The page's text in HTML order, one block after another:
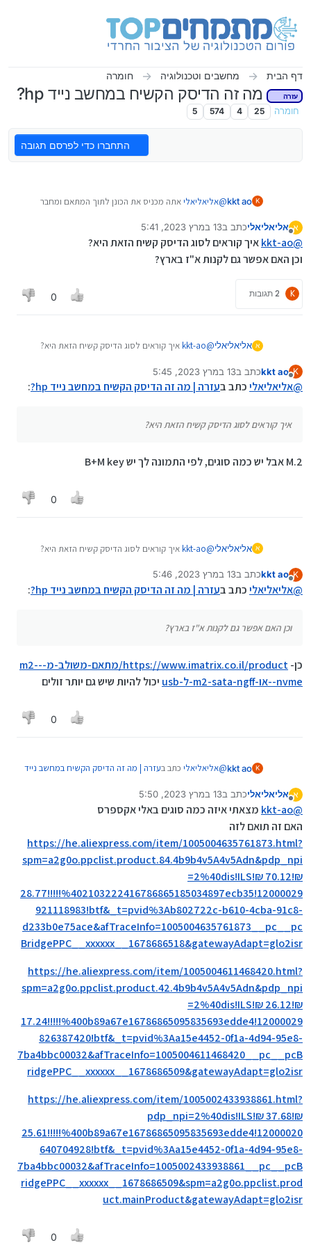
דף הבית מחשבים וטכנולוגיה חומרה
עזרה מה זה הדיסק הקשיח במחשב נייד hp?
חומרה 25
4
574
5
התחברו כדי לפרסם תגובה
K
kkt ao
@אליאליאליאתה מכניס את הכונן לתוך המתאם ומחבר
א
מנותק
אליאליאליכתב ב13 במרץ 2023, 5:41
נערך לאחרונה על ידי אליאליאלי
@
kkt-aoאיך קוראים לסוג הדיסק קשיח הזאת היא?
וכן האם אפשר גם לקנות א"ז בארץ?
K 2 תגובות 0
א אליאליאלי@
kkt-ao איך קוראים לסוג הדיסק קשיח הזאת היא?
K
מנותק
kkt aoכתב ב13 במרץ 2023, 5:45
נערך לאחרונה על ידי
@אליאליאליכתב בעזרה | מה זה הדיסק הקשיח במחשב נייד hp? :
איך קוראים לסוג הדיסק קשיח הזאת היא?
M.2 אבל יש כמה סוגים, לפי התמונה לך יש B+M key
0
א אליאליאלי@
kkt-ao איך קוראים לסוג הדיסק קשיח הזאת היא?
K
מנותק
kkt aoכתב ב13 במרץ 2023, 5:46
נערך לאחרונה על ידי
@אליאליאליכתב בעזרה | מה זה הדיסק הקשיח במחשב נייד hp? :
וכן האם אפשר גם לקנות א"ז בארץ?
כן-
https://www.imatrix.co.il/product/מתאם-משולב-מ--m2-
nvme--או-m2-sata-ngff-ל-usb
יכול להיות שיש גם יותר זולים
0
K
kkt ao
@אליאליאלי כתב בעזרה | מה זה הדיסק הקשיח במחשב נייד
וכן האם אפשר גם לקנות א"ז בארץ?
כן-
https://www.imatrix.co.il/product/מתאם-משולב-מ--
m2-nvme--או-m2-sata-ngff-ל-usb
יכול להיות שיש גם יותר
זולים
א
מנותק
אליאליאליכתב ב13 במרץ 2023, 5:50
נערך לאחרונה על ידי
@
kkt-ao מצאתי איזה כמה סוגים באלי אקספרס
האם זה תואם לזה
https://he.aliexpress.com/item/1005004635761873.html?
spm=a2g0o.ppclist.product.84.4b9b4v5A4v5Adn&pdp_npi
=2%40dis!ILS!₪ 70.12!₪
28.77!!!!!%402103222416786865185034897ecb35!12000029
921118983!btf&_t=pvid%3Ab802722c-b610-4cba-91c8-
d233b0e75ace&afTraceInfo=1005004635761873__pc__pc
BridgePPC__xxxxxx__1678686518&gatewayAdapt=glo2isr
https://he.aliexpress.com/item/1005004611468420.html?
spm=a2g0o.ppclist.product.42.4b9b4v5A4v5Adn&pdp_npi
=2%40dis!ILS!₪ 26.12!₪
17.24!!!!!%400b89a67e16786865095835693edde4!12000029
826387420!btf&_t=pvid%3Aa15e4452-0f1a-4d94-95e8-
7ba4bbc00032&afTraceInfo=1005004611468420__pc__pcB
ridgePPC__xxxxxx__1678686509&gatewayAdapt=glo2isr
https://he.aliexpress.com/item/1005002433938861.html?
pdp_npi=2%40dis!ILS!₪ 37.68!₪
25.61!!!!!%400b89a67e16786865095835693edde4!12000020
640704928!btf&_t=pvid%3Aa15e4452-0f1a-4d94-95e8-
7ba4bbc00032&afTraceInfo=1005002433938861__pc__pcB
ridgePPC__xxxxxx__1678686509&spm=a2g0o.ppclist.prod
uct.mainProduct&gatewayAdapt=glo2isr
0